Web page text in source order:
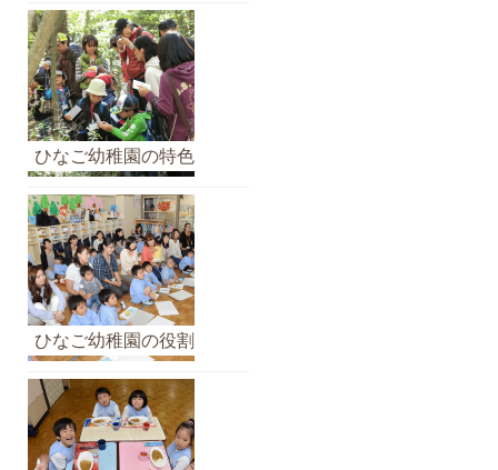
ブ
ひなご幼稚園の特色
ひなご幼稚園の役割